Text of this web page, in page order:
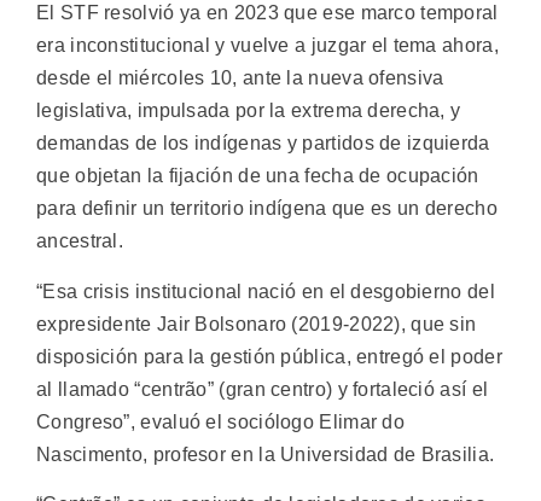
El STF resolvió ya en 2023 que ese marco temporal
era inconstitucional y vuelve a juzgar el tema ahora,
desde el miércoles 10, ante la nueva ofensiva
legislativa, impulsada por la extrema derecha, y
demandas de los indígenas y partidos de izquierda
que objetan la fijación de una fecha de ocupación
para definir un territorio indígena que es un derecho
ancestral.
“Esa crisis institucional nació en el desgobierno del
expresidente Jair Bolsonaro (2019-2022), que sin
disposición para la gestión pública, entregó el poder
al llamado “centrão” (gran centro) y fortaleció así el
Congreso”, evaluó el sociólogo Elimar do
Nascimento, profesor en la Universidad de Brasilia.